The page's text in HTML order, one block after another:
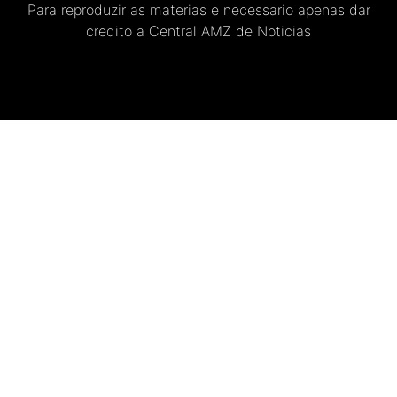
Para reproduzir as materias e necessario apenas dar
credito a Central AMZ de Noticias